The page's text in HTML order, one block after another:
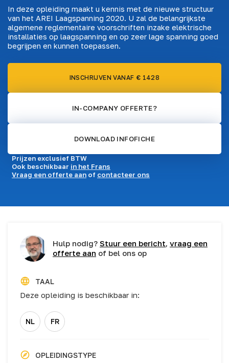
In deze opleiding maakt u kennis met de nieuwe structuur
van het AREI Laagspanning 2020. U zal de belangrijkste
algemene reglementaire voorschriften inzake elektrische
installaties op laagspanning en op zeer lage spanning goed
begrijpen en kunnen toepassen.
INSCHRIJVEN VANAF € 1428
IN-COMPANY OFFERTE?
DOWNLOAD INFOFICHE
Prijzen exclusief BTW
Ook beschikbaar in het Frans
Vraag een offerte aan of contacteer ons
Hulp nodig? Stuur een bericht, vraag een
offerte aan of bel ons op
TAAL
Deze opleiding is beschikbaar in:
NL FR
OPLEIDINGSTYPE